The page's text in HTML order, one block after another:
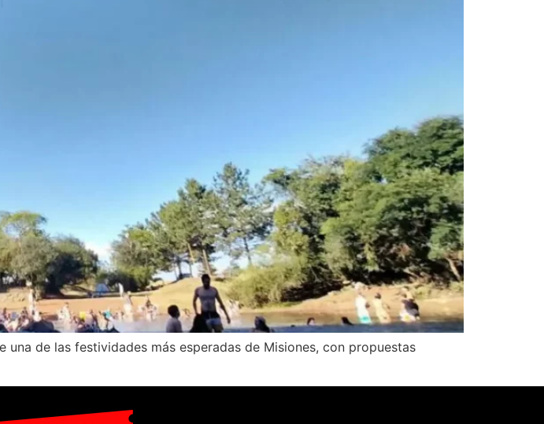
de las festividades más esperadas de Misiones, con propuestas